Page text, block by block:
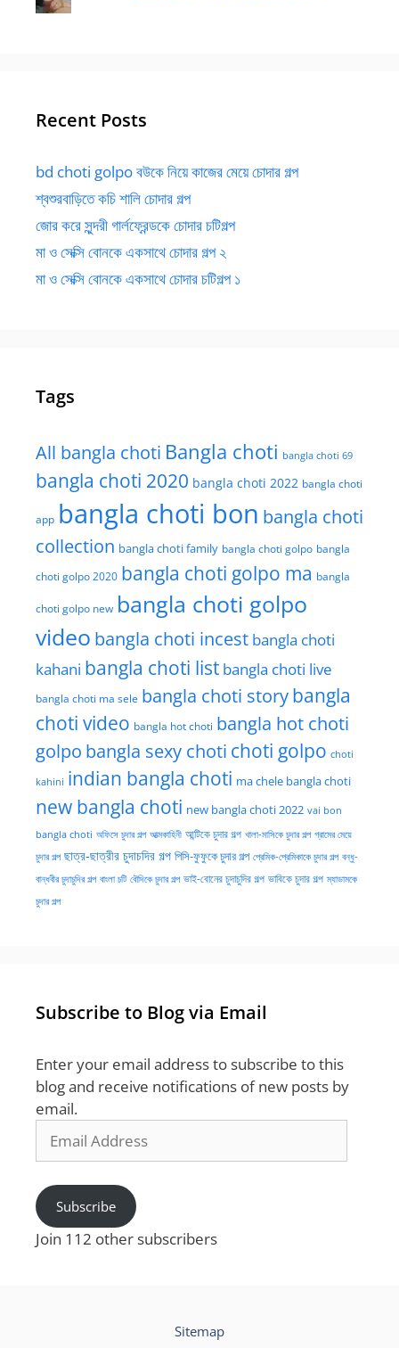
Recent Posts
bd choti golpo বউকে নিয়ে কাজের মেয়ে চোদার গল্প
শ্বশুরবাড়িতে কচি শালি চোদার গল্প
জোর করে সুন্দরী গার্লফ্রেন্ডকে চোদার চটিগল্প
মা ও সেক্সি বোনকে একসাথে চোদার গল্প ২
মা ও সেক্সি বোনকে একসাথে চোদার চটিগল্প ১
Tags
All bangla choti Bangla choti bangla choti 69
bangla choti 2020 bangla choti 2022 bangla choti
app bangla choti bon bangla choti
collection bangla choti family bangla choti golpo bangla
choti golpo 2020 bangla choti golpo ma bangla
choti golpo new bangla choti golpo
video bangla choti incest bangla choti
kahani bangla choti list bangla choti live
bangla choti ma sele bangla choti storybangla
choti video bangla hot choti bangla hot choti
golpo bangla sexy choti choti golpo choti
kahini indian bangla choti ma chele bangla choti
new bangla choti new bangla choti 2022 vai bon
bangla choti অফিসে চুদার গল্প আত্মকাহিনী আন্টিকে চুদার গল্প খালা-মাসিকে চুদার গল্প গ্রামের মেয়ে
চুদার গল্প ছাত্র-ছাত্রীর চুদাচদির গল্প পিসি-ফুফুকে চুদার গল্প প্রেমিক-প্রেমিকাকে চুদার গল্প বন্ধু-
বান্ধবীর চুদাচুদির গল্প বাংলা চটি বৌদিকে চুদার গল্প ভাই-বোনের চুদাচুদির গল্প ভাবিকে চুদার গল্প ম্যাডামকে
চুদার গল্প
Subscribe to Blog via Email
Enter your email address to subscribe to this
blog and receive notifications of new posts by
email.
Address
Subscribe
Join 112 other subscribers
Sitemap